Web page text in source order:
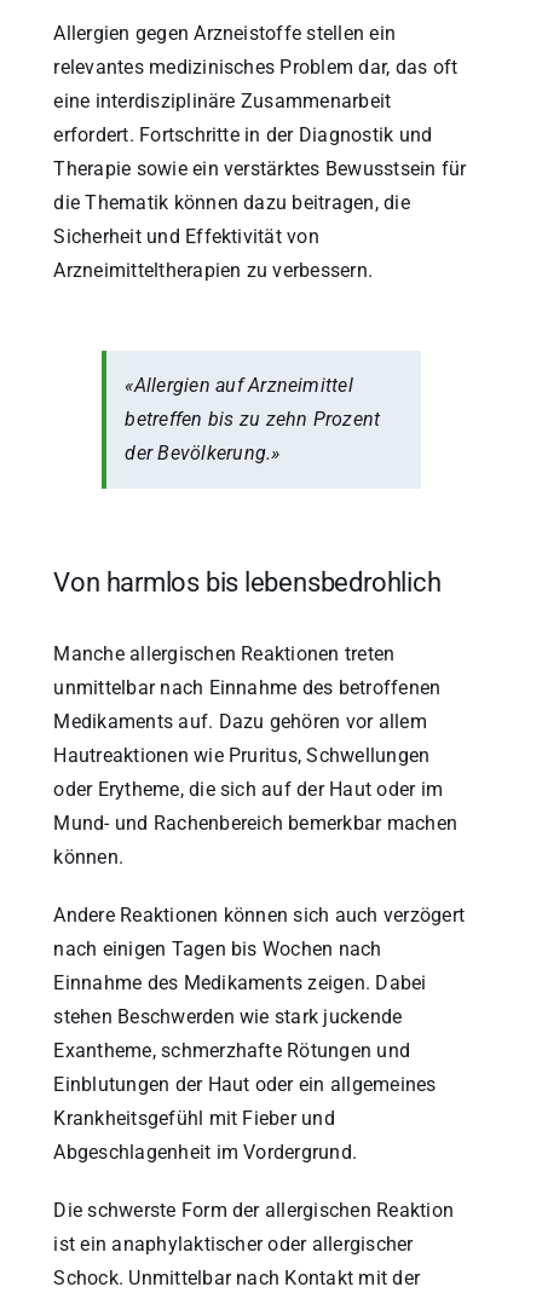
Allergien gegen Arzneistoffe stellen ein
relevantes medizinisches Problem dar, das oft
eine interdisziplinäre Zusammenarbeit
erfordert. Fortschritte in der Diagnostik und
Therapie sowie ein verstärktes Bewusstsein für
die Thematik können dazu beitragen, die
Sicherheit und Effektivität von
Arzneimitteltherapien zu verbessern.
«Allergien auf Arzneimittel
betreffen bis zu zehn Prozent
der Bevölkerung.»
Von harmlos bis lebensbedrohlich
Manche allergischen Reaktionen treten
unmittelbar nach Einnahme des betroffenen
Medikaments auf. Dazu gehören vor allem
Hautreaktionen wie Pruritus, Schwellungen
oder Erytheme, die sich auf der Haut oder im
Mund- und Rachenbereich bemerkbar machen
können.
Andere Reaktionen können sich auch verzögert
nach einigen Tagen bis Wochen nach
Einnahme des Medikaments zeigen. Dabei
stehen Beschwerden wie stark juckende
Exantheme, schmerzhafte Rötungen und
Einblutungen der Haut oder ein allgemeines
Krankheitsgefühl mit Fieber und
Abgeschlagenheit im Vordergrund.
Die schwerste Form der allergischen Reaktion
ist ein anaphylaktischer oder allergischer
Schock. Unmittelbar nach Kontakt mit der